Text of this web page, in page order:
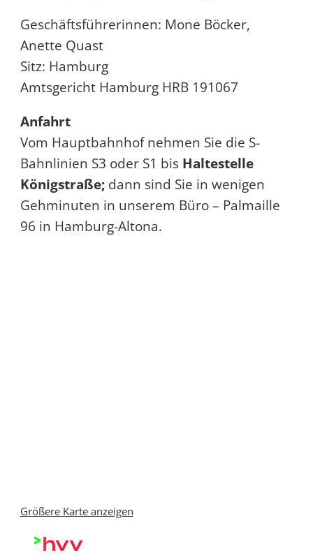
Geschäftsführerinnen: Mone Böcker,
Anette Quast
Sitz: Hamburg
Amtsgericht Hamburg HRB 191067
Anfahrt
Vom Hauptbahnhof nehmen Sie die S-
Bahnlinien S3 oder S1 bis Haltestelle
Königstraße; dann sind Sie in wenigen
Gehminuten in unserem Büro – Palmaille
96 in Hamburg-Altona.
Größere Karte anzeigen